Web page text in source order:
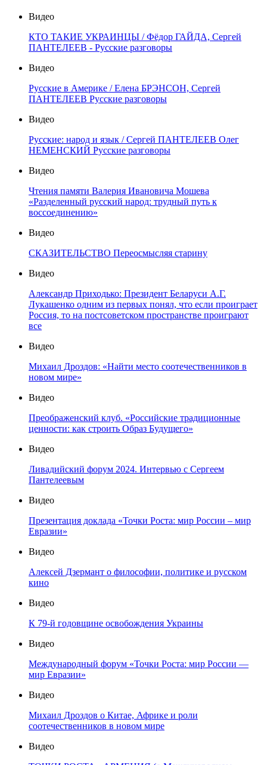
Видео
КТО ТАКИЕ УКРАИНЦЫ / Фёдор ГАЙДА, Сергей
ПАНТЕЛЕЕВ - Русские разговоры
Видео
Русские в Америке / Елена БРЭНСОН, Сергей
ПАНТЕЛЕЕВ Русские разговоры
Видео
Русские: народ и язык / Сергей ПАНТЕЛЕЕВ Олег
НЕМЕНСКИЙ Русские разговоры
Видео
Чтения памяти Валерия Ивановича Мошева
«Разделенный русский народ: трудный путь к
воссоединению»
Видео
СКАЗИТЕЛЬСТВО Переосмысляя старину
Видео
Александр Приходько: Президент Беларуси А.Г.
Лукашенко одним из первых понял, что если проиграет
Россия, то на постсоветском пространстве проиграют
все
Видео
Михаил Дроздов: «Найти место соотечественников в
новом мире»
Видео
Преображенский клуб. «Российские традиционные
ценности: как строить Образ Будущего»
Видео
Ливадийский форум 2024. Интервью с Сергеем
Пантелеевым
Видео
Презентация доклада «Точки Роста: мир России – мир
Евразии»
Видео
Алексей Дзермант о философии, политике и русском
кино
Видео
К 79-й годовщине освобождения Украины
Видео
Международный форум «Точки Роста: мир России —
мир Евразии»
Видео
Михаил Дроздов о Китае, Африке и роли
соотечественников в новом мире
Видео